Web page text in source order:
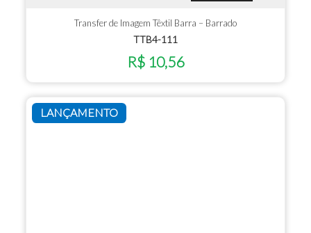
Transfer de Imagem Têxtil Barra – Barrado
TTB4-111
R$ 10,56
LANÇAMENTO